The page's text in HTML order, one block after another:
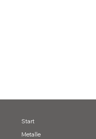
Start
Metalle